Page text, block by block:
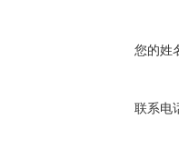
您的姓
联系电